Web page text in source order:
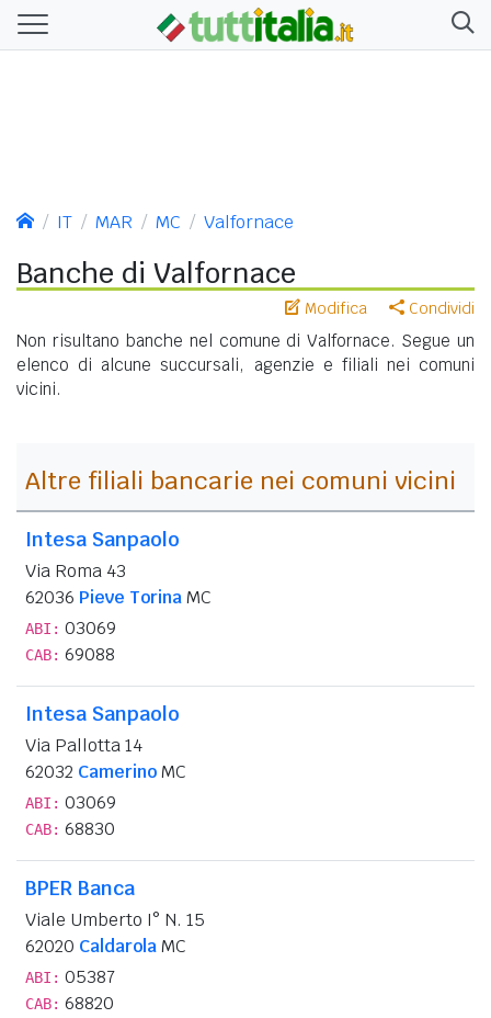
IT MAR MC Valfornace
Banche di Valfornace
Modifica Condividi
Non risultano banche nel comune di Valfornace. Segue un
elenco di alcune succursali, agenzie e filiali nei comuni
vicini.
Altre filiali bancarie nei comuni vicini
Intesa Sanpaolo
Via Roma 43
62036 Pieve TorinaMC
ABI: 03069
CAB: 69088
Intesa Sanpaolo
Via Pallotta 14
62032 CamerinoMC
ABI: 03069
CAB: 68830
BPER Banca
Viale Umberto I° N. 15
62020 CaldarolaMC
ABI: 05387
CAB: 68820